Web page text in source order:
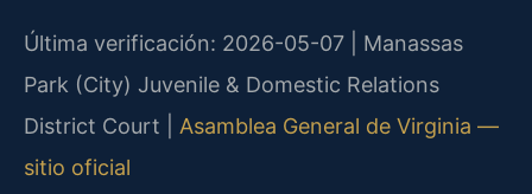
Última verificación: 2026-05-07 | Manassas
Park (City) Juvenile & Domestic Relations
District Court | Asamblea General de Virginia —
sitio oficial